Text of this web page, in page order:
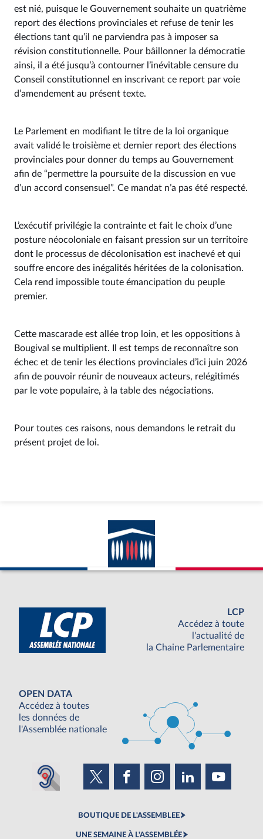
est nié, puisque le Gouvernement souhaite un quatrième
report des élections provinciales et refuse de tenir les
élections tant qu’il ne parviendra pas à imposer sa
révision constitutionnelle. Pour bâillonner la démocratie
ainsi, il a été jusqu’à contourner l’inévitable censure du
Conseil constitutionnel en inscrivant ce report par voie
d’amendement au présent texte.
Le Parlement en modifiant le titre de la loi organique
avait validé le troisième et dernier report des élections
provinciales pour donner du temps au Gouvernement
afin de “permettre la poursuite de la discussion en vue
d’un accord consensuel”. Ce mandat n’a pas été respecté.
L’exécutif privilégie la contrainte et fait le choix d’une
posture néocoloniale en faisant pression sur un territoire
dont le processus de décolonisation est inachevé et qui
souffre encore des inégalités héritées de la colonisation.
Cela rend impossible toute émancipation du peuple
premier.
Cette mascarade est allée trop loin, et les oppositions à
Bougival se multiplient. Il est temps de reconnaître son
échec et de tenir les élections provinciales d’ici juin 2026
afin de pouvoir réunir de nouveaux acteurs, relégitimés
par le vote populaire, à la table des négociations.
Pour toutes ces raisons, nous demandons le retrait du
présent projet de loi.
LCP
Accédez à toute
l'actualité de
la Chaine Parlementaire
OPEN DATA
Accédez à toutes
les données de
l'Assemblée nationale
BOUTIQUE DE L'ASSEMBLEE
UNE SEMAINE À L'ASSEMBLÉE